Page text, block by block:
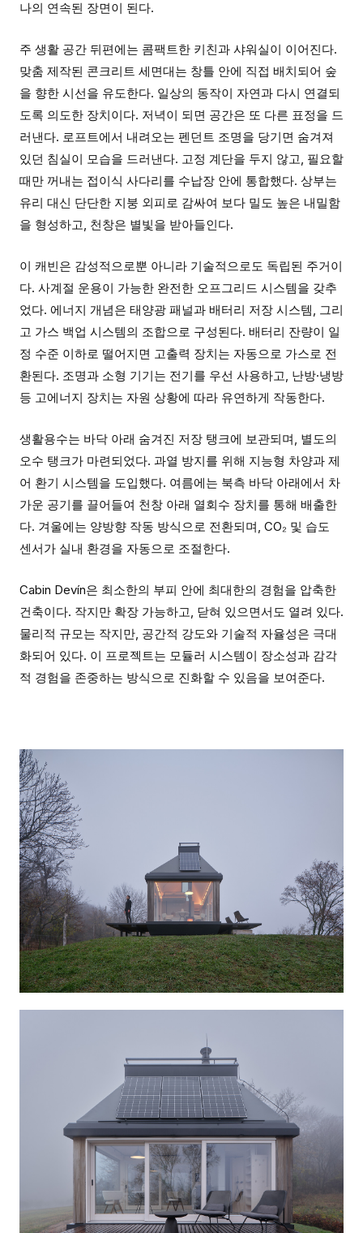
나의 연속된 장면이 된다.
주 생활 공간 뒤편에는 콤팩트한 키친과 샤워실이 이어진다.
맞춤 제작된 콘크리트 세면대는 창틀 안에 직접 배치되어 숲
을 향한 시선을 유도한다. 일상의 동작이 자연과 다시 연결되
도록 의도한 장치이다. 저녁이 되면 공간은 또 다른 표정을 드
러낸다. 로프트에서 내려오는 펜던트 조명을 당기면 숨겨져
있던 침실이 모습을 드러낸다. 고정 계단을 두지 않고, 필요할
때만 꺼내는 접이식 사다리를 수납장 안에 통합했다. 상부는
유리 대신 단단한 지붕 외피로 감싸여 보다 밀도 높은 내밀함
을 형성하고, 천창은 별빛을 받아들인다.
이 캐빈은 감성적으로뿐 아니라 기술적으로도 독립된 주거이
다. 사계절 운용이 가능한 완전한 오프그리드 시스템을 갖추
었다. 에너지 개념은 태양광 패널과 배터리 저장 시스템, 그리
고 가스 백업 시스템의 조합으로 구성된다. 배터리 잔량이 일
정 수준 이하로 떨어지면 고출력 장치는 자동으로 가스로 전
환된다. 조명과 소형 기기는 전기를 우선 사용하고, 난방·냉방
등 고에너지 장치는 자원 상황에 따라 유연하게 작동한다.
생활용수는 바닥 아래 숨겨진 저장 탱크에 보관되며, 별도의
오수 탱크가 마련되었다. 과열 방지를 위해 지능형 차양과 제
어 환기 시스템을 도입했다. 여름에는 북측 바닥 아래에서 차
가운 공기를 끌어들여 천창 아래 열회수 장치를 통해 배출한
다. 겨울에는 양방향 작동 방식으로 전환되며, CO₂ 및 습도
센서가 실내 환경을 자동으로 조절한다.
Cabin Devín은 최소한의 부피 안에 최대한의 경험을 압축한
건축이다. 작지만 확장 가능하고, 닫혀 있으면서도 열려 있다.
물리적 규모는 작지만, 공간적 강도와 기술적 자율성은 극대
화되어 있다. 이 프로젝트는 모듈러 시스템이 장소성과 감각
적 경험을 존중하는 방식으로 진화할 수 있음을 보여준다.